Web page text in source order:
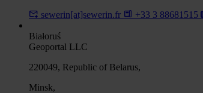
sewerin[at]sewerin.fr +33 3 88681515
Białoruś
Geoportal LLC
220049, Republic of Belarus,
Minsk,